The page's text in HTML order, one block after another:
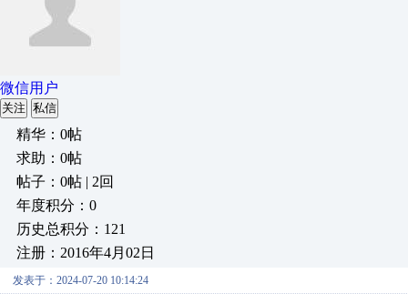
微信用户
关注 私信
精华：0帖
求助：0帖
帖子：0帖 | 2回
年度积分：0
历史总积分：121
注册：2016年4月02日
发表于：2024-07-20 10:14:24